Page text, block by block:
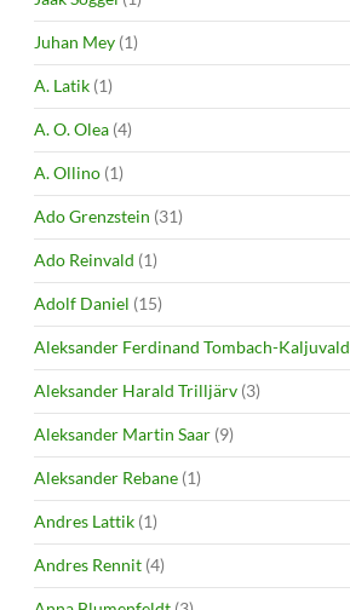
Juhan Mey (1)
A. Latik (1)
A. O. Olea (4)
A. Ollino (1)
Ado Grenzstein (31)
Ado Reinvald (1)
Adolf Daniel (15)
Aleksander Ferdinand Tombach-Kaljuvald
Aleksander Harald Trilljärv (3)
Aleksander Martin Saar (9)
Aleksander Rebane (1)
Andres Lattik (1)
Andres Rennit (4)